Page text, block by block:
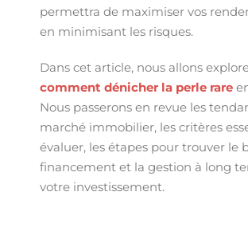
permettra de maximiser vos
en minimisant les risques.
Dans cet article, nous allons
comment dénicher la perle rare
Nous passerons en revue les
marché immobilier, les critères
évaluer, les étapes pour trouver le
financement et la gestion à long
votre investissement.